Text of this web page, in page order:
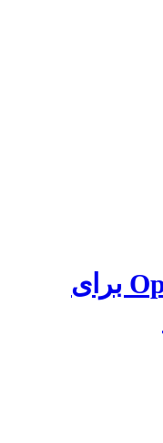
انجام پروژه با OpenSees برای